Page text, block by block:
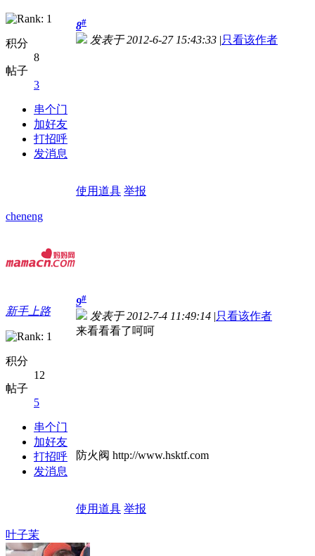
积分
8
帖子
3
串个门
加好友
打招呼
发消息
8#
发表于 2012-6-27 15:43:33 |只看该作者
使用道具 举报
cheneng
新手上路
积分
12
帖子
5
串个门
加好友
打招呼
发消息
9#
发表于 2012-7-4 11:49:14 |只看该作者
来看看看了呵呵
防火阀 http://www.hsktf.com
使用道具 举报
叶子茉